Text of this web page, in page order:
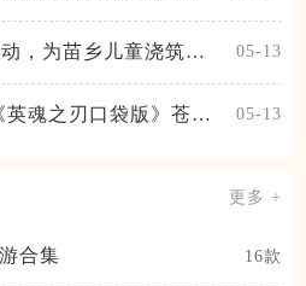
，为苗乡儿童浇筑梦
05-13
魂之刃口袋版》苍天
05-13
更多 +
合集 16款